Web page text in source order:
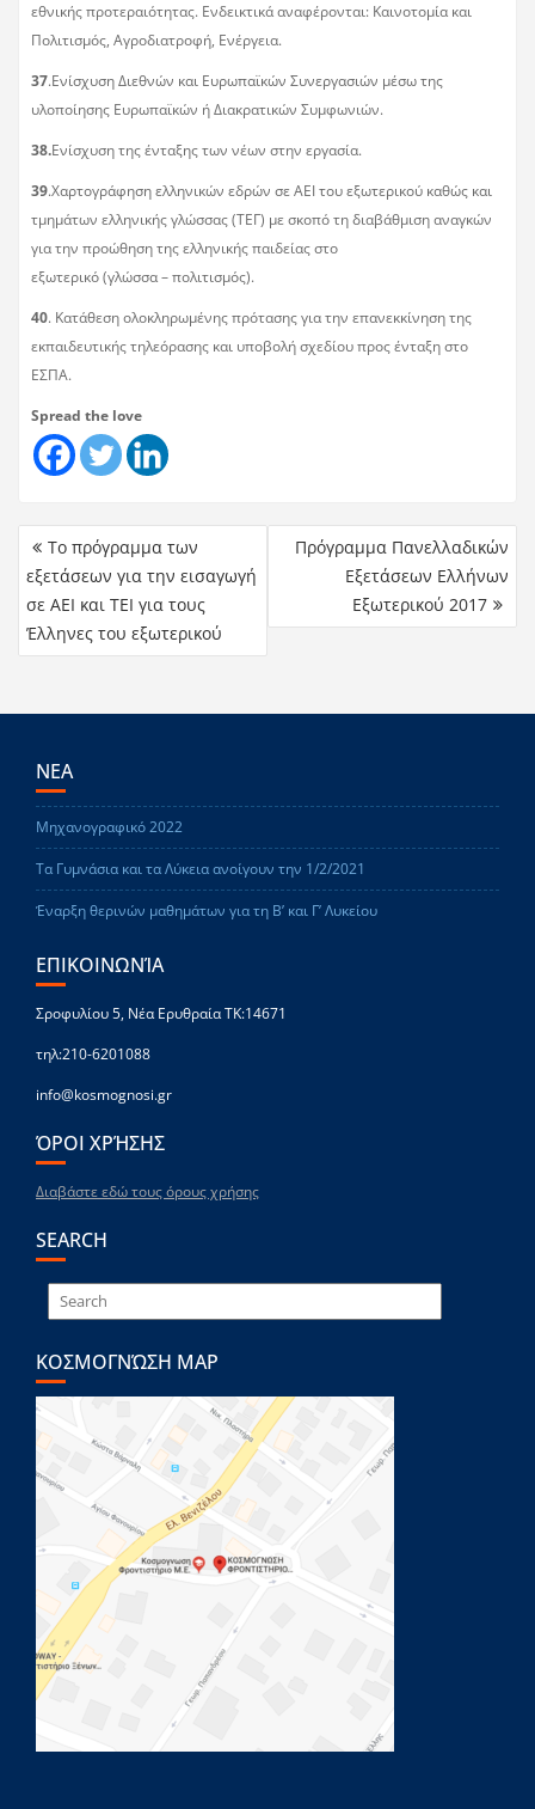
εθνικής προτεραιότητας. Ενδεικτικά αναφέρονται: Καινοτομία και
Πολιτισμός, Αγροδιατροφή, Ενέργεια.
37.Ενίσχυση Διεθνών και Ευρωπαϊκών Συνεργασιών μέσω της
υλοποίησης Ευρωπαϊκών ή Διακρατικών Συμφωνιών.
38.Ενίσχυση της ένταξης των νέων στην εργασία.
39.Χαρτογράφηση ελληνικών εδρών σε ΑΕΙ του εξωτερικού καθώς και
τμημάτων ελληνικής γλώσσας (ΤΕΓ) με σκοπό τη διαβάθμιση αναγκών
για την προώθηση της ελληνικής παιδείας στο
εξωτερικό (γλώσσα – πολιτισμός).
40. Κατάθεση ολοκληρωμένης πρότασης για την επανεκκίνηση της
εκπαιδευτικής τηλεόρασης και υποβολή σχεδίου προς ένταξη στο
ΕΣΠΑ.
Spread the love
Το πρόγραμμα των
εξετάσεων για την εισαγωγή
σε ΑΕΙ και ΤΕΙ για τους
Έλληνες του εξωτερικού
Πρόγραμμα Πανελλαδικών
Εξετάσεων Ελλήνων
Εξωτερικού 2017
ΝΕΑ
Μηχανογραφικό 2022
Τα Γυμνάσια και τα Λύκεια ανοίγουν την 1/2/2021
Έναρξη θερινών μαθημάτων για τη Β’ και Γ’ Λυκείου
ΕΠΙΚΟΙΝΩΝΊΑ
Σροφυλίου 5, Νέα Ερυθραία ΤΚ:14671
τηλ:210-6201088
info@kosmognosi.gr
ΌΡΟΙ ΧΡΉΣΗΣ
Διαβάστε εδώ τους όρους χρήσης
SEARCH
ΚΟΣΜΟΓΝΏΣΗ MAP